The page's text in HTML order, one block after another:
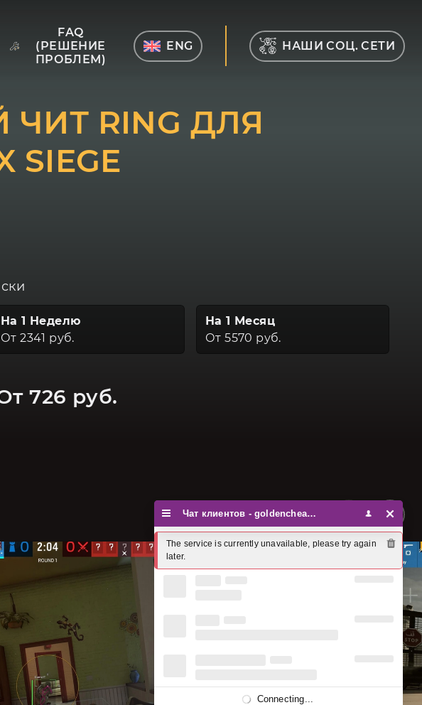
FAQ
(РЕШЕНИЕ
ПРОБЛЕМ)
ENG НАШИ СОЦ. СЕТИ
RING ДЛЯ
SIEGE
На 1 Неделю
От 2341 руб.
На 1 Месяц
От 5570 руб.
726 руб.
Чат клиентов - goldencheats
The service is currently unavailable, please try again
later.
Connecting...